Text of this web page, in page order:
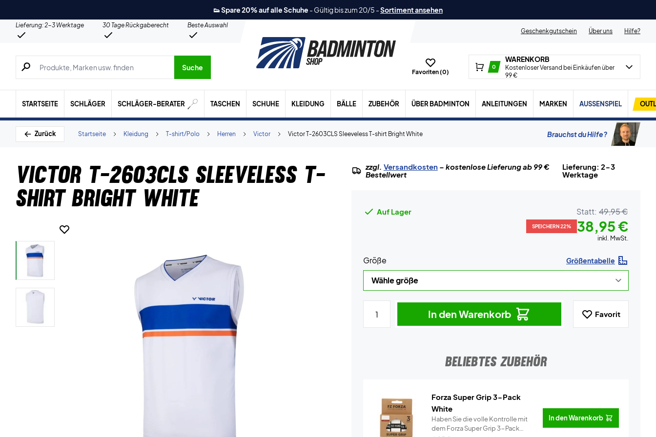
👟 Spare 20% auf alle Schuhe - Gültig bis zum 20/5 -Sortiment ansehen
Lieferung: 2-3 Werktage 30 Tage Rückgaberecht
Beste Auswahl
Geschenkgutschein
Über uns Hilfe?
Suche nach Produkten, Marken usw.
Suche
Favoriten (0)
0
WARENKORB
Kostenloser Versand bei Einkäufen über
99 €
STARTSEITE SCHLÄGER SCHLÄGER-BERATER TASCHEN SCHUHE KLEIDUNG BÄLLE ZUBEHÖR ÜBER BADMINTON ANLEITUNGEN MARKEN AUSSENSPIEL
Zurück Victor T-2603CLS Sleeveless T-shirt Bright White
Victor
Herren
T-shirt/Polo
Kleidung
Startseite Brauchst du Hilfe?
Victor T-2603CLS Sleeveless T-
shirt Bright White
zzgl. Versandkosten– kostenlose Lieferung ab 99 €
Bestellwert
Lieferung: 2-3
Werktage
Auf Lager Statt: 49,95 €
SPEICHERN 22% 38,95 €
inkl. MwSt.
Größe Größentabelle
In den Warenkorb Favorit
BELIEBTES ZUBEHÖR
Forza Super Grip 3-Pack
White
Haben Sie die volle Kontrolle mit
dem Forza Super Grip 3-Pack
In den Warenkorb